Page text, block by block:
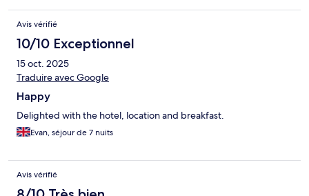
Avis vérifié
10/10 Exceptionnel
15 oct. 2025
Traduire avec Google
Happy
Delighted with the hotel, location and breakfast.
Evan, séjour de 7 nuits
Avis vérifié